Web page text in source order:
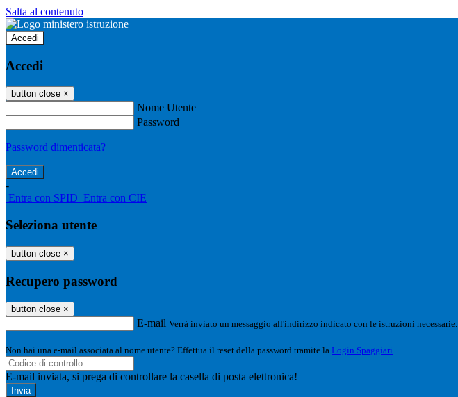
Salta al contenuto
Accedi
Accedi
button close ×
Nome Utente
Password
Password dimenticata?
-
Entra con SPID Entra con CIE
Seleziona utente
button close ×
Recupero password
button close ×
E-mail Verrà inviato un messaggio all'indirizzo indicato con le istruzioni necessarie.
Non hai una e-mail associata al nome utente? Effettua il reset della password tramite la Login Spaggiari
E-mail inviata, si prega di controllare la casella di posta elettronica!